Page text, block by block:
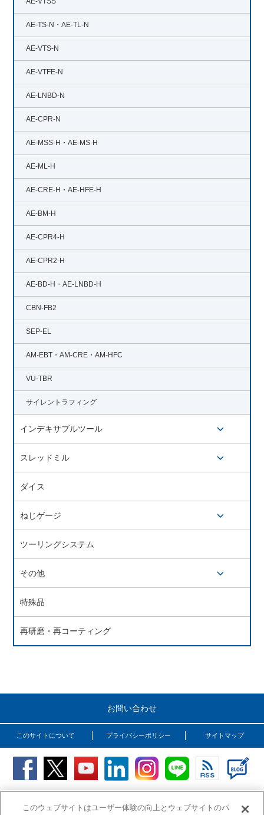
AE-TS-N・AE-TL-N
AE-VTS-N
AE-VTFE-N
AE-LNBD-N
AE-CPR-N
AE-MSS-H・AE-MS-H
AE-ML-H
AE-CRE-H・AE-HFE-H
AE-BM-H
AE-CPR4-H
AE-CPR2-H
AE-BD-H・AE-LNBD-H
CBN-FB2
SEP-EL
AM-EBT・AM-CRE・AM-HFC
VU-TBR
サイレントラフィング
インデキサブルツール
スレッドミル
ダイス
ねじゲージ
ツーリングシステム
その他
特殊品
再研磨・再コーティング
お問い合わせ
このサイトについて プライバシーポリシー サイトマップ
Copyright (C) OSG Corporation. All rights reserved.
このウェブサイトはユーザー体験の向上とウェブサイトのパ